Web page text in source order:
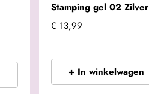
Stamping gel 02 Zilver
€ 13,99
+ In winkelwagen